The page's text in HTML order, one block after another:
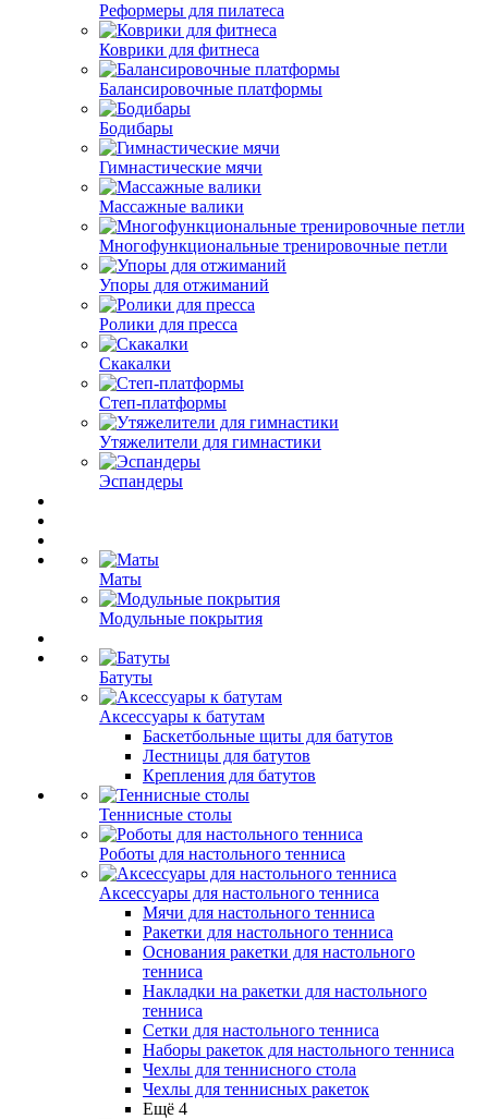
Реформеры для пилатеса
Коврики для фитнеса
Балансировочные платформы
Бодибары
Гимнастические мячи
Массажные валики
Многофункциональные тренировочные петли
Упоры для отжиманий
Ролики для пресса
Скакалки
Степ-платформы
Утяжелители для гимнастики
Эспандеры
Маты
Модульные покрытия
Батуты
Аксессуары к батутам
Баскетбольные щиты для батутов
Лестницы для батутов
Крепления для батутов
Теннисные столы
Роботы для настольного тенниса
Аксессуары для настольного тенниса
Мячи для настольного тенниса
Ракетки для настольного тенниса
Основания ракетки для настольного
тенниса
Накладки на ракетки для настольного
тенниса
Сетки для настольного тенниса
Наборы ракеток для настольного тенниса
Чехлы для теннисного стола
Чехлы для теннисных ракеток
Ещё 4